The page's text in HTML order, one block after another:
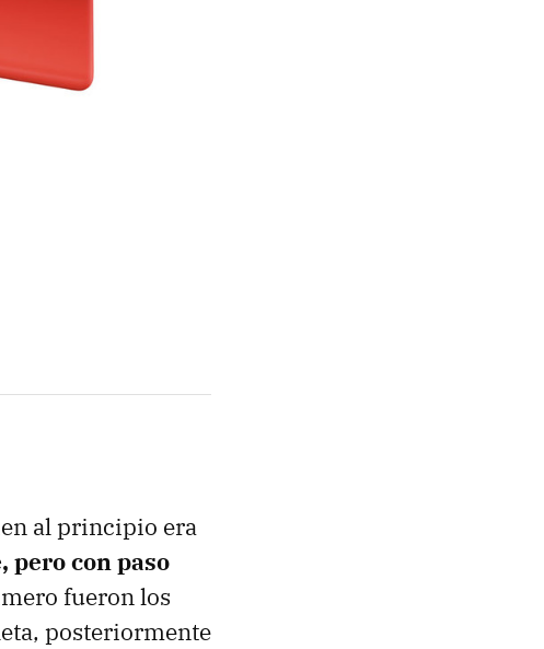
al principio era
pero con paso
fueron los
posteriormente